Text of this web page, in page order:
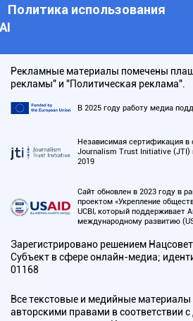
Политика использования
АI
Рекламные материалы помечены
рекламы" и "Политическая реклама".
В 2025 году работу медиа
Независимая сертификация в
Journalism Trust Initiative (JTI)
2019
Сайт обновлен в 2023 году в
проектом «Укрепление
UCBI, который поддерживает
международному развитию
Зарегистрировано решением
Субъект в сфере онлайн-медиа;
01168
Все текстовые и медийные
авторскими правами в соответствии